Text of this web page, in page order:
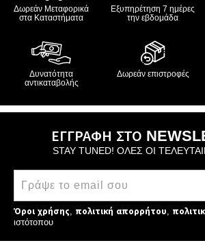
Δωρεάν Μεταφορικά
στα Καταστήματα
Εξυπηρέτηση 7 ημέρες
την εβδομάδα
Δυνατότητα
αντικαταβολής
Δωρεάν επιστροφές
ΕΓΓΡΑΦΗ ΣΤΟ
STAY TUNED! ΟΛΕΣ ΟΙ
Όροι χρήσης πολιτική απορρήτου
ιστότοπου